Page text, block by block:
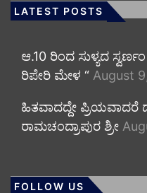
LATEST POSTS
ಆ.10 ರಿಂದ ಸುಳ್ಯದ
ರಿಪೇರಿ ಮೇಳ “ August
ಹಿತವಾದದ್ದೇ ಪ್ರಿಯವಾದರೆ
ರಾಮಚಂದ್ರಾಪುರ ಶ್ರೀ
FOLLOW US